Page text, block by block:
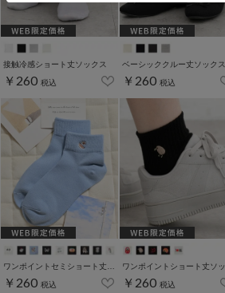
接触冷感ショート丈ソックス
￥260 税込
ベーシッククルー丈ソックス
￥260 税込
ワンポイントセミショート丈ソックス
￥260 税込 ￥260 税込